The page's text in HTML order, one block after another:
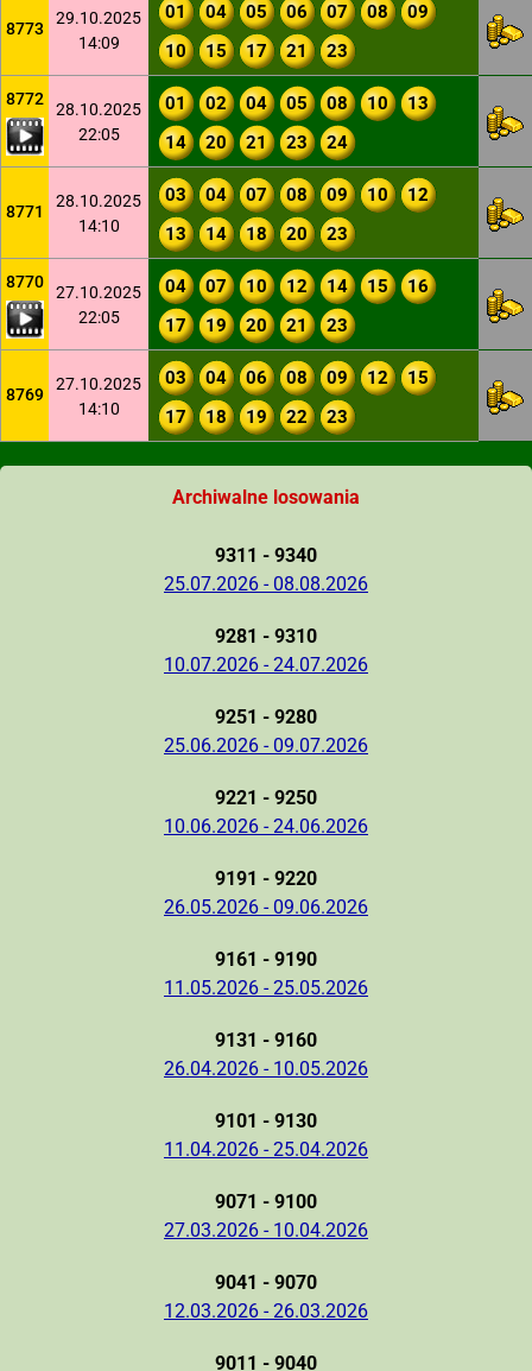
8773
29.10.2025
14:09
01 04 05 06 07 08
09
10
15 17 21 23
8772
28.10.2025
22:05
01 02 04 05 08 10
13
14
20 21 23 24
8771
28.10.2025
14:10
03 04 07 08 09 10
12
13
14 18 20 23
8770
27.10.2025
22:05
04 07 10 12 14 15
16
17
19 20 21 23
8769
27.10.2025
14:10
03 04 06 08 09 12
15
17
18 19 22 23
Archiwalne losowania
9311 - 9340
25.07.2026 - 08.08.2026
9281 - 9310
10.07.2026 - 24.07.2026
9251 - 9280
25.06.2026 - 09.07.2026
9221 - 9250
10.06.2026 - 24.06.2026
9191 - 9220
26.05.2026 - 09.06.2026
9161 - 9190
11.05.2026 - 25.05.2026
9131 - 9160
26.04.2026 - 10.05.2026
9101 - 9130
11.04.2026 - 25.04.2026
9071 - 9100
27.03.2026 - 10.04.2026
9041 - 9070
12.03.2026 - 26.03.2026
9011 - 9040